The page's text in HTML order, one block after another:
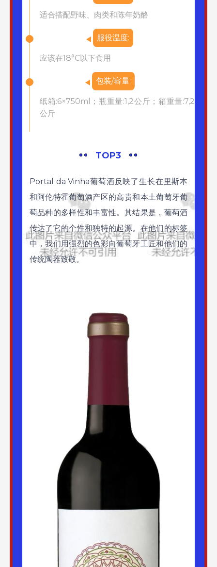
适合搭配野味、肉类和陈年奶酪
服役温度:
应该在18°C以下食用
包装/容量:
纸箱:6×750ml；瓶重量:1,2公斤；箱重量:7,2
公斤
TOP3
Portal da Vinha葡萄酒反映了生长在里斯本
和阿伦特霍葡萄酒产区的高贵和本土葡萄牙葡
萄品种的多样性和丰富性。其结果是，葡萄酒
传达了它的个性和独特的起源。在他们的标签
中，我们用强烈的色彩向葡萄牙工匠和他们的
传统陶器致敬。